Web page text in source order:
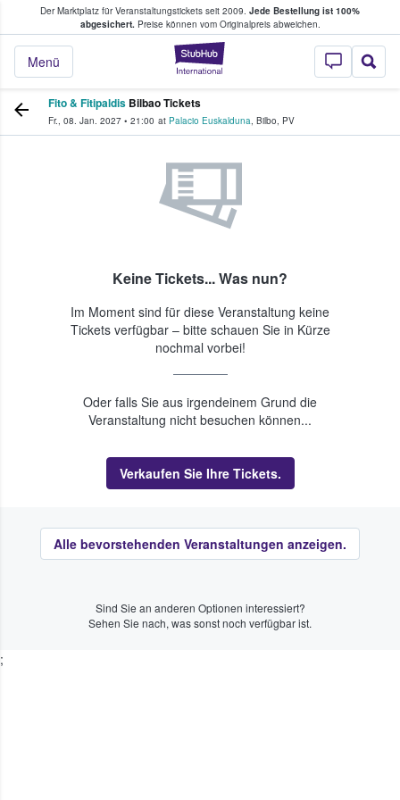
Der Marktplatz für Veranstaltungstickets seit 2009. Jede Bestellung ist 100%
abgesichert.Preise können vom Originalpreis abweichen.
StubHub - Wo
Menü
Tickets kaufen & verkaufen
Fito & Fitipaldis Bilbao Tickets
Fr., 08. Jan. 2027 • 21:00 at Palacio Euskalduna, Bilbo, PV
Keine Tickets... Was nun?
Im Moment sind für diese Veranstaltung keine
Tickets verfügbar – bitte schauen Sie in Kürze
nochmal vorbei!
Oder falls Sie aus irgendeinem Grund die
Veranstaltung nicht besuchen können...
Verkaufen Sie Ihre Tickets.
Alle bevorstehenden Veranstaltungen anzeigen.
Sind Sie an anderen Optionen interessiert?
Sehen Sie nach, was sonst noch verfügbar ist.
;